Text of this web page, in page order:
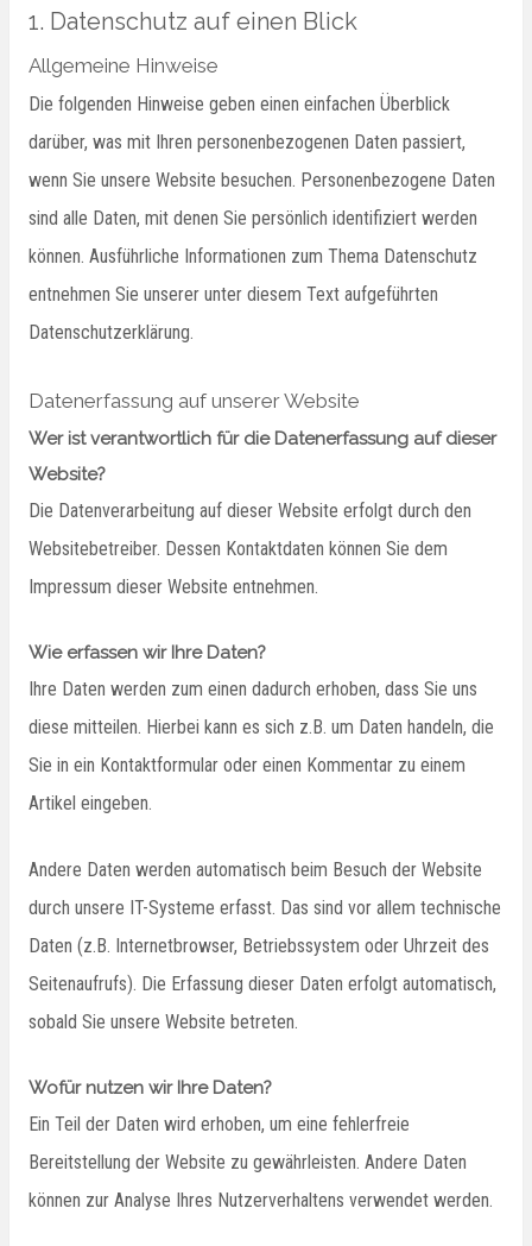
1. Datenschutz auf einen Blick
Allgemeine Hinweise
Die folgenden Hinweise geben einen einfachen Überblick
darüber, was mit Ihren personenbezogenen Daten passiert,
wenn Sie unsere Website besuchen. Personenbezogene Daten
sind alle Daten, mit denen Sie persönlich identifiziert werden
können. Ausführliche Informationen zum Thema Datenschutz
entnehmen Sie unserer unter diesem Text aufgeführten
Datenschutzerklärung.
Datenerfassung auf unserer Website
Wer ist verantwortlich für die Datenerfassung auf dieser
Website?
Die Datenverarbeitung auf dieser Website erfolgt durch den
Websitebetreiber. Dessen Kontaktdaten können Sie dem
Impressum dieser Website entnehmen.
Wie erfassen wir Ihre Daten?
Ihre Daten werden zum einen dadurch erhoben, dass Sie uns
diese mitteilen. Hierbei kann es sich z.B. um Daten handeln, die
Sie in ein Kontaktformular oder einen Kommentar zu einem
Artikel eingeben.
Andere Daten werden automatisch beim Besuch der Website
durch unsere IT-Systeme erfasst. Das sind vor allem technische
Daten (z.B. Internetbrowser, Betriebssystem oder Uhrzeit des
Seitenaufrufs). Die Erfassung dieser Daten erfolgt automatisch,
sobald Sie unsere Website betreten.
Wofür nutzen wir Ihre Daten?
Ein Teil der Daten wird erhoben, um eine fehlerfreie
Bereitstellung der Website zu gewährleisten. Andere Daten
können zur Analyse Ihres Nutzerverhaltens verwendet werden.